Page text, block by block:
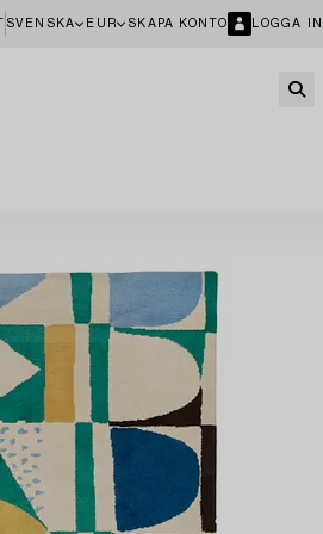
SVENSKA EUR SKAPA KONTO LOGGA IN